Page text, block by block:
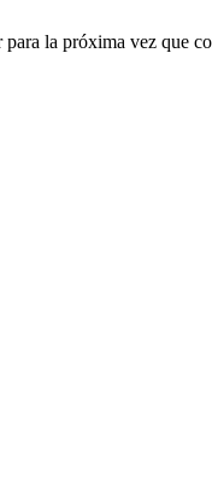
la próxima vez que